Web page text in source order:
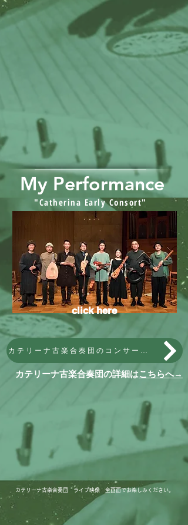
My Performance
"Catherina Early Consort"
click here
カテリーナ古楽合奏団の詳細はこちらへ→
カテリーナ古楽合奏団 ライブ映像 全画面でお楽しみください。